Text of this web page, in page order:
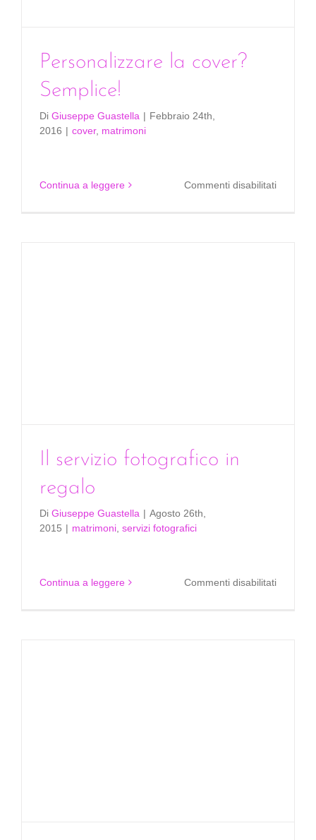
Personalizzare la cover?
Semplice!
Di Giuseppe Guastella | Febbraio 24th,
2016 | cover, matrimoni
Continua a leggere Commenti disabilitatisu
Il servizio fotografico in
regalo
Di Giuseppe Guastella | Agosto 26th,
2015 | matrimoni servizi fotografici
Continua a leggere Commenti disabilitatisu